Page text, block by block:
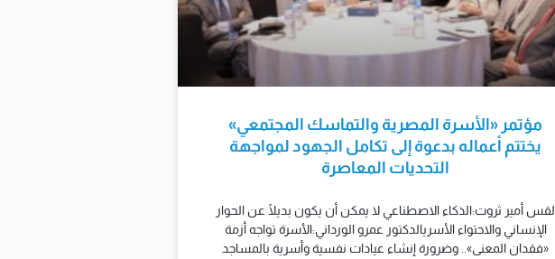
مؤتمر «الأسرة المصرية والتماسك المجتمعي»
يختتم أعماله بدعوة إلى تكامل الجهود لمواجهة
التحديات المعاصرة
لقس أمير ثروت:الذكاء الاصطناعي لا يمكن أن يكون بديلًا عن الحوار
الإنساني والاحتواء الأسريالدكتور عمرو الورداني:الأسرة تواجه أزمة
«فقدان المعنى».. وضرورة إنشاء عيادات نفسية وأسرية بالمساجد